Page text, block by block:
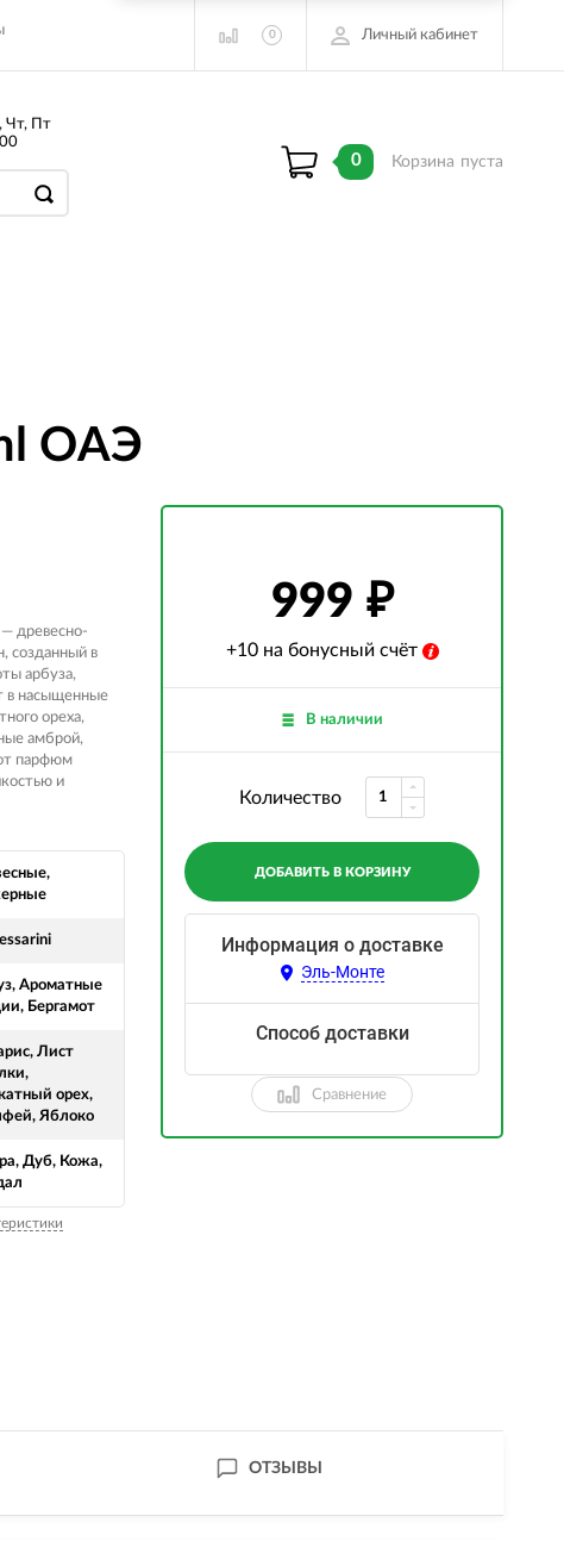
0 Личный кабинет
Чт, Пт
0 Корзина пуста
ОАЭ
древесно-
созданный в
арбуза,
в насыщенные
ореха,
амброй,
парфюм
и
Ароматные
Бергамот
Лист
орех,
Яблоко
Дуб, Кожа,
999
+10 на бонусный счёт
В наличии
Количество
ДОБАВИТЬ В КОРЗИНУ
Информация о доставке
Эль-Монте
Способ доставки
Сравнение
ОТЗЫВЫ